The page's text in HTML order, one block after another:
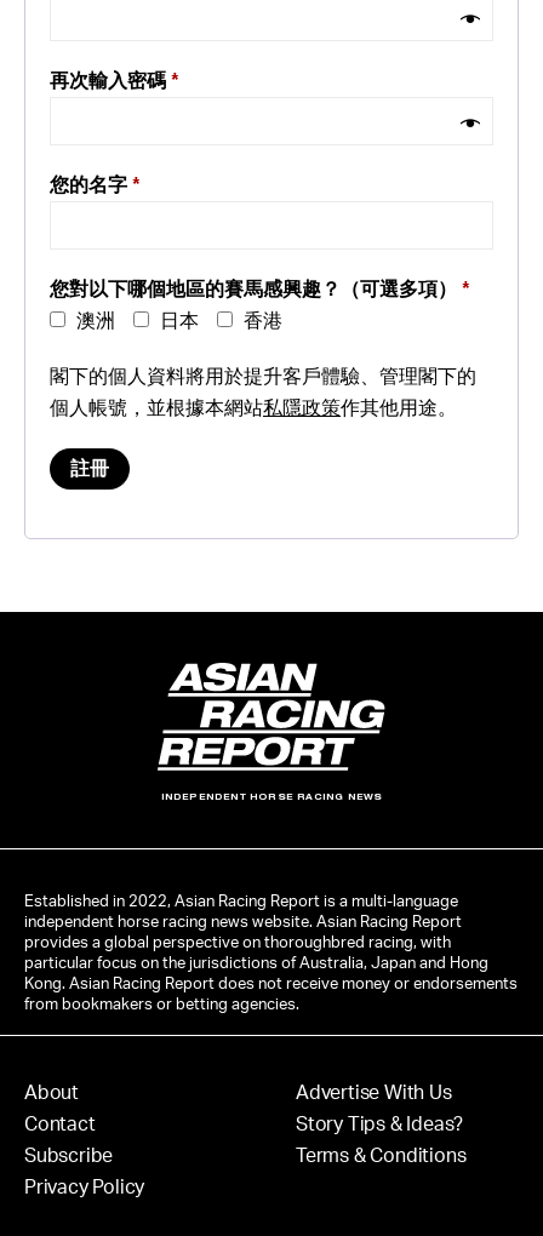
您的名字 *
您對以下哪個地區的賽馬感興趣？（可選多項） *
澳洲
日本 香港
閣下的個人資料將用於提升客戶體驗、管理閣下的
個人帳號，並根據本網站私隱政策作其他用途。
再次輸入密碼 *
註冊
INDEPENDENT HORSE RACING NEWS
Established in 2022, Asian Racing Report is a multi-language
independent horse racing news website. Asian Racing Report
provides a global perspective on thoroughbred racing, with
particular focus on the jurisdictions of Australia, Japan and Hong
Kong. Asian Racing Report does not receive money or endorsements
from bookmakers or betting agencies.
About
Contact
Subscribe
Privacy Policy
Advertise With Us
Story Tips & Ideas?
Terms & Conditions